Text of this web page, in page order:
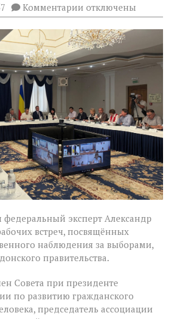
Комментарии к
записи
Эксперт
Александр
Брод
высоко
оценил
подготовку
наблюдателей
Ростовской
области
отключены
федеральный эксперт Александр
встреч, посвящённых
наблюдения за выборами,
правительства.
Совета при президенте
по развитию гражданского
председатель ассоциации